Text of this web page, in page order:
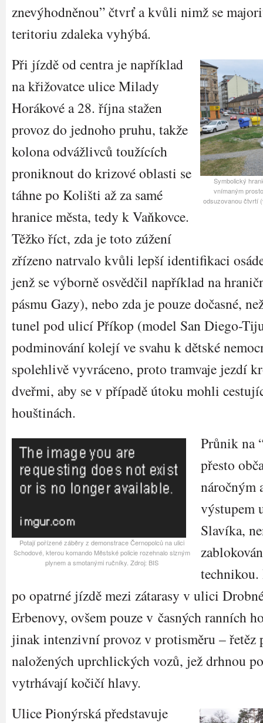
znevýhodněnou” čtvrť a kvůli nimž se
teritoriu zdaleka vyhýbá.
Symbolický
vnímaným
odsuzovanou čtvrtí
Při jízdě od centra je například
na křižovatce ulice Milady
Horákové a 28. října stažen
provoz do jednoho pruhu, takže
kolona odvážlivců toužících
proniknout do krizové oblasti se
táhne po Kolišti až za samé
hranice města, tedy k Vaňkovce.
Těžko říct, zda je toto zúžení
zřízeno natrvalo kvůli lepší identifikaci
jenž se výborně osvědčil například na
pásmu Gazy), nebo zda je pouze dočasné,
tunel pod ulicí Příkop (model San Diego-
podminování kolejí ve svahu k dětské
spolehlivě vyvráceno, proto tramvaje jezdí
dveřmi, aby se v případě útoku mohli
houštinách.
Potají pořízené záběry z demonstrace Černopolců na ulici
Schodové, kterou komando Městské policie rozehnalo slzným
plynem a smotanými ručníky. Zdroj: BIS
Průnik na
přesto
náročným
výstupem
Slavíka,
technikou.
po opatrné jízdě mezi zátarasy v ulici
Erbenovy, ovšem pouze v časných ranních
jinak intenzivní provoz v protisměru – řetěz
naložených uprchlických vozů, jež drhnou
vytrhávají kočičí hlavy.
Ulice Pionýrská představuje